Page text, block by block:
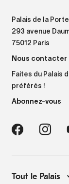
Palais de la
293 avenue
75012 Paris
Nous contacter
Faites du Palais
préférés !
Abonnez-vous
Tout le Palais